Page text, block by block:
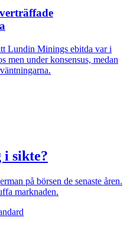
Lundin Minings ebitda var i
men under konsensus, medan
i sikte?
på börsen de senaste åren.
marknaden.